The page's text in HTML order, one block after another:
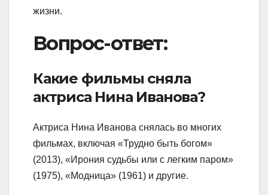
жизни.
Вопрос-ответ:
Какие фильмы сняла
актриса Нина Иванова?
Актриса Нина Иванова снялась во многих
фильмах, включая «Трудно быть богом»
(2013), «Ирония судьбы или с легким паром»
(1975), «Модница» (1961) и другие.